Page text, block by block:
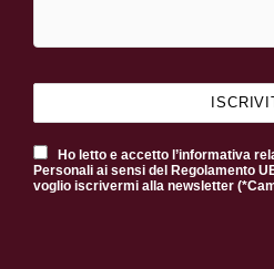
Ho letto e accetto l’informativa
Personali ai sensi del Regolamento
voglio iscrivermi alla newsletter